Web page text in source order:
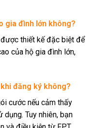
gia đình lớn không?
thiết kế đặc biệt để
của hộ gia đình lớn,
đăng ký không?
cước nếu cảm thấy
Tuy nhiên, bạn